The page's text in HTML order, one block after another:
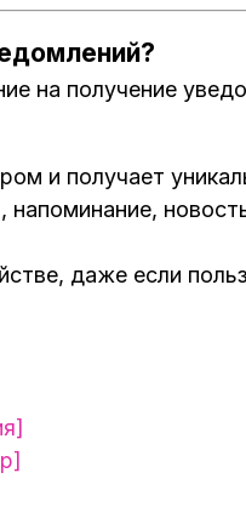
на получение
и получает
даже если